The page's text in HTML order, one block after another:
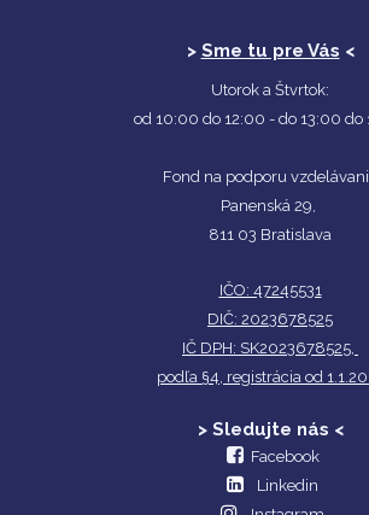
> Sledujte nás <
Utorok a Štvrtok:
od 10:00 do 12:00 - do 13:00 do
Fond na podporu
Panenská 29,
811 03 Bratislava
IČO: 47245531
DIČ: 2023678525
IČ DPH: SK2023678525,
podľa §4, registrácia od
> Sme tu pre Vás <
Facebook
Linkedin